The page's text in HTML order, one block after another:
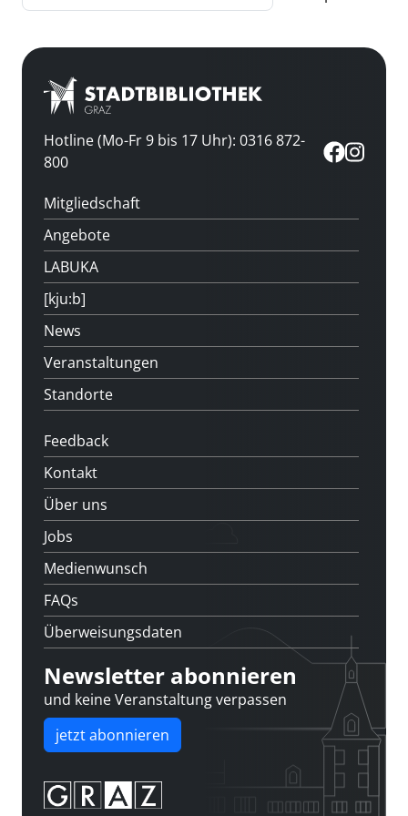
Hotline (Mo-Fr 9 bis 17 Uhr): 0316 872-
800
Mitgliedschaft
Angebote
LABUKA
[kju:b]
News
Veranstaltungen
Standorte
Feedback
Kontakt
Über uns
Jobs
Medienwunsch
FAQs
Überweisungsdaten
Newsletter abonnieren
und keine Veranstaltung verpassen
jetzt abonnieren